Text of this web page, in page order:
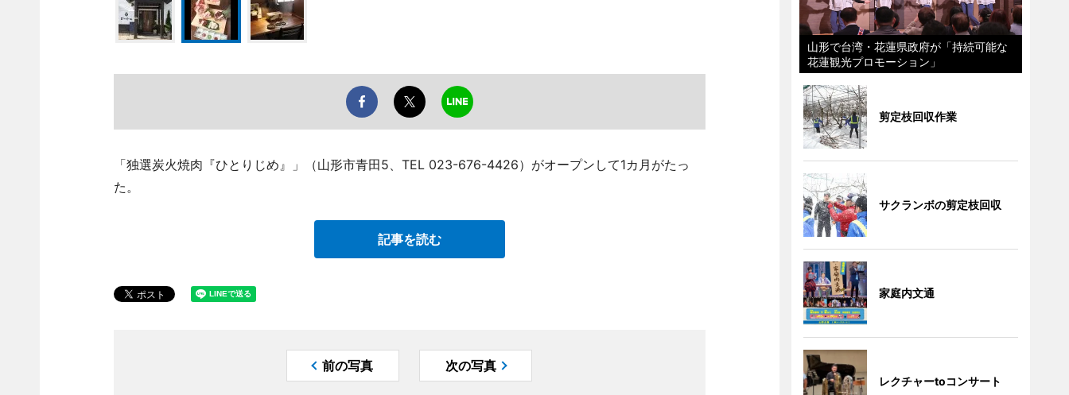
「独選炭火焼肉『ひとりじめ』」（山形市青田5、TEL 023-676-4426）がオープンして1カ月がたっ
た。
記事を読む
前の写真 次の写真
山形で台湾・花蓮県政府が「持続可能な
花蓮観光プロモーション」
剪定枝回収作業
サクランボの剪定枝回収
家庭内文通
レクチャーtoコンサート